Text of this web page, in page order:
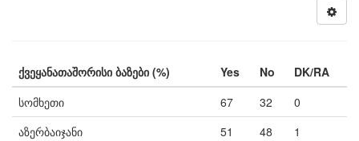
ქვეყანათაშორისი ბაზები (%) Yes No
DK/RA
სომხეთი
67 32
0
აზერბაიჯანი
51 48
1